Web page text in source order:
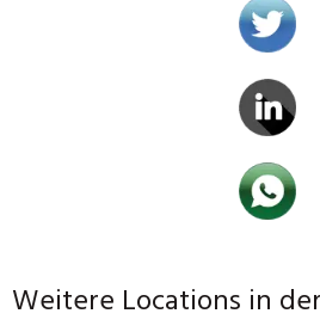
Weitere Locations in